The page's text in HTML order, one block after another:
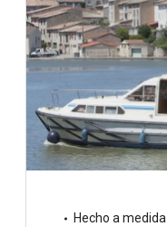
Hecho a medida